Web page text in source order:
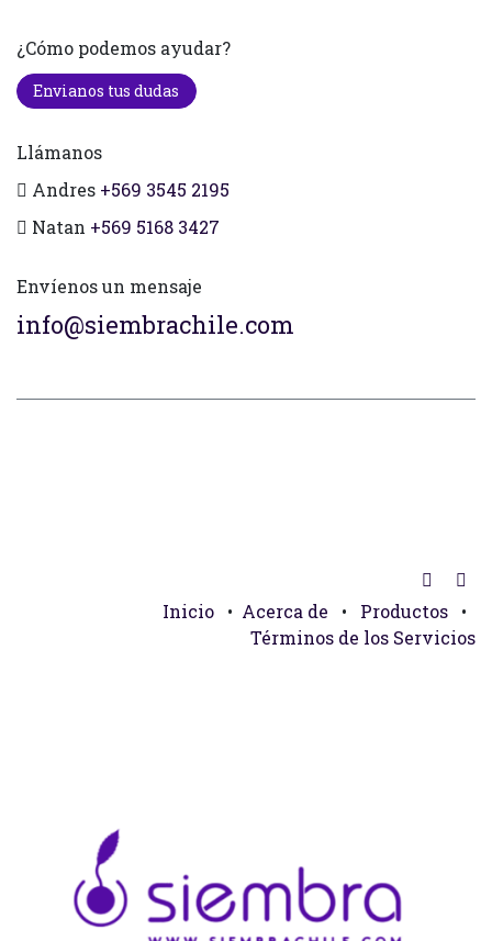
¿Cómo podemos ayudar?
Envianos tus dudas
Llámanos
Andres +569 3545 2195
Natan +569 5168 3427
Envíenos un mensaje
info@siembrachile.com
Inicio • Acerca de • Productos
•
Términos de los Servicios